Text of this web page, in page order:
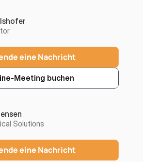
eine Nachricht
Meeting buchen
Solutions
eine Nachricht